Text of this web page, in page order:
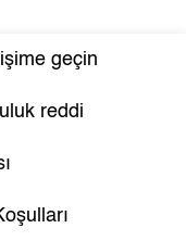
geçin
reddi